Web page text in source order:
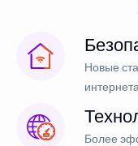
Новые
Более